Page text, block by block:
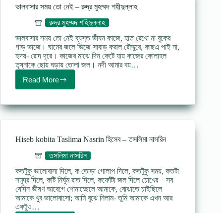
–
পূর্ণেন্দু
পত্রী
ভালবাসার সময় তো নেই – রুদ্র মুহম্মদ শহীদুল্লাহ
রুদ্র মুহম্মদ শহিদুল্লাহ
ভালবাসার সময় তো নেই ব্যস্ত ভীষন কাজে, হাত রেখো না বুকের
গাড় ভাজে। ঘামের জলে ভিজে সাবাড় করাল রৌদ্দুরে, কাছএ পাই না,
হৃদয়- রোদ দূরে। কাজের মাঝে দিন কেটে যায় কাজের কোলাহল
তৃষ্নাকে ছোয় ঘড়ায় তোলা জল। নদী আমার বয়…
Read More
ভালবাসার
সময়
নেই
–
মুহম্মদ
Hiseb kobita Taslima Nasrin হিসেব – তসলিমা নাসরিন
তসলিমা নাসরিন
কতটুকু ভালোবাসা দিলে, ক তোড়া গোলাপ দিলে, কতটুকু সময়, কতটা
সমুদ্র দিলে, কটি নির্ঘুম রাত দিলে, কফোঁটা জল দিলে চোখের – সব
যেদিন ভীষণ আবেগে শোনাচ্ছেলে আমাকে, বোঝাতে চাইছিলে
আমাকে খুব ভালোবাসো; আমি বুঝে নিলাম- তুমি আমাকে এখন আর
একটুও…